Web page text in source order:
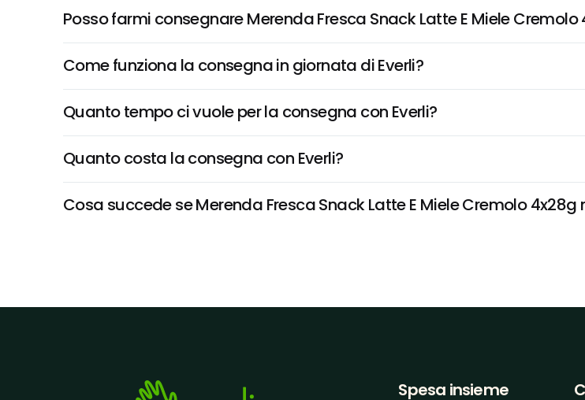
Posso farmi consegnare Merenda Fresca Snack Latte E Miele Cremolo
Come funziona la consegna in giornata di Everli?
Quanto tempo ci vuole per la consegna con Everli?
Quanto costa la consegna con Everli?
Cosa succede se Merenda Fresca Snack Latte E Miele Cremolo
Spesa insieme